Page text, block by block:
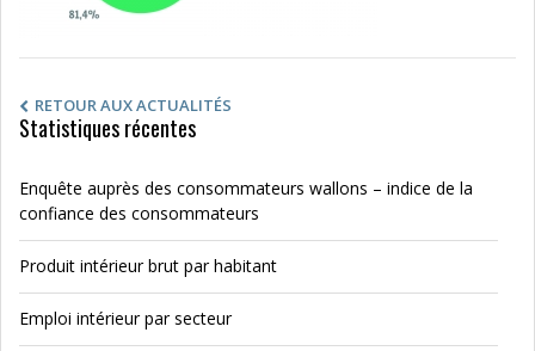
RETOUR AUX ACTUALITÉS
Statistiques récentes
Enquête auprès des consommateurs wallons – indice de la
confiance des consommateurs
Produit intérieur brut par habitant
Emploi intérieur par secteur